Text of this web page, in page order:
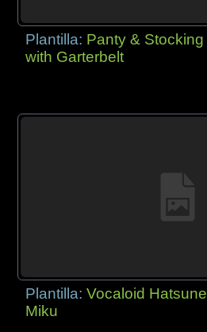
Plantilla: Panty & Stocking
with Garterbelt
Plantilla:Vocaloid Hatsune
Miku